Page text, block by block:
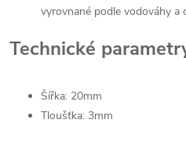
vyrovnané podle vodováhy a
Technické
Šířka: 20mm
Tloušťka: 3mm